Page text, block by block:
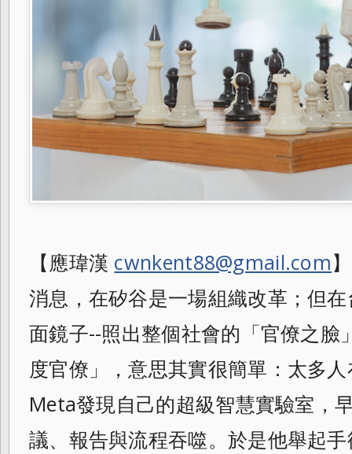
【應瑋漢 cwnkent88@gmail.com
消息，在矽谷是一場組織改革；但
面鏡子--照出整個社會的「官僚之臉
度官僚」，意思其實很簡單：太多
Meta發現自己的超級智慧實驗室，
議、報告與流程吞噬。於是他舉起